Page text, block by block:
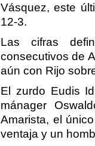
Vásquez, este
12-3.
Las cifras
consecutivos de
aún con Rijo
El zurdo Eudis
mánager
Amarista, el
ventaja y un